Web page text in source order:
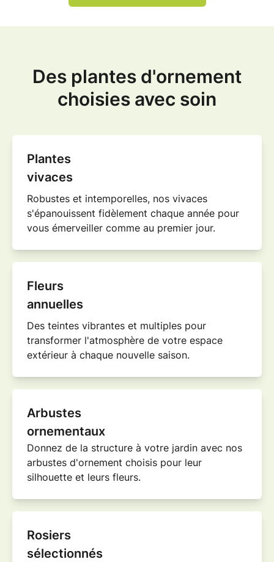
Des plantes d'ornement
choisies avec soin
Plantes
vivaces
Robustes et intemporelles, nos vivaces
s'épanouissent fidèlement chaque année pour
vous émerveiller comme au premier jour.
Fleurs
annuelles
Des teintes vibrantes et multiples pour
transformer l'atmosphère de votre espace
extérieur à chaque nouvelle saison.
Arbustes
ornementaux
Donnez de la structure à votre jardin avec nos
arbustes d'ornement choisis pour leur
silhouette et leurs fleurs.
Rosiers
sélectionnés